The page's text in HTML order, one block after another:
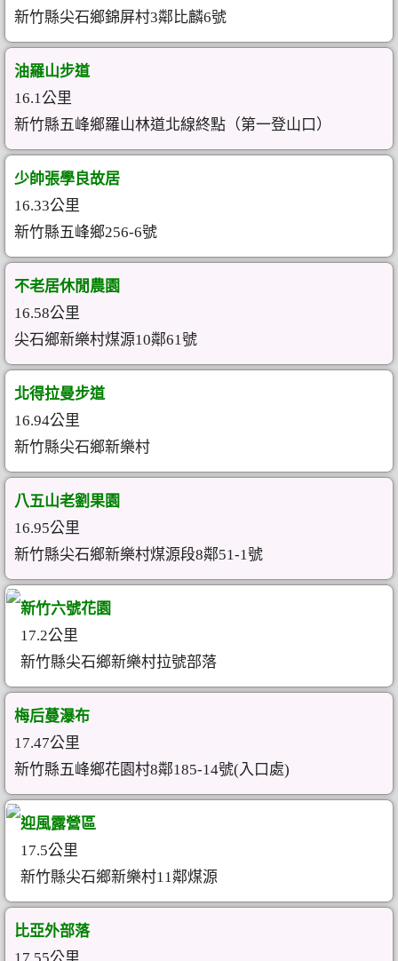
新竹縣尖石鄉錦屏村3鄰比麟6號
油羅山步道
16.1公里
新竹縣五峰鄉羅山林道北線終點（第一登山口）
少帥張學良故居
16.33公里
新竹縣五峰鄉256-6號
不老居休閒農園
16.58公里
尖石鄉新樂村煤源10鄰61號
北得拉曼步道
16.94公里
新竹縣尖石鄉新樂村
八五山老劉果園
16.95公里
新竹縣尖石鄉新樂村煤源段8鄰51-1號
新竹六號花園
17.2公里
新竹縣尖石鄉新樂村拉號部落
梅后蔓瀑布
17.47公里
新竹縣五峰鄉花園村8鄰185-14號(入口處)
迎風露營區
17.5公里
新竹縣尖石鄉新樂村11鄰煤源
比亞外部落